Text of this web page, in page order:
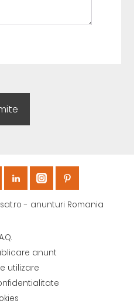
- anunturi Romania
anunt
utilizare